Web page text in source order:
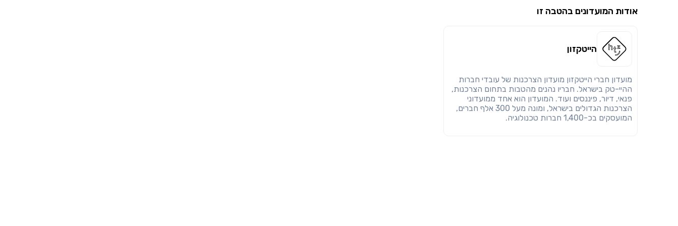
אודות המועדונים בהטבה זו
הייטקזון
מועדון חברי הייטקזון מועדון הצרכנות של עובדי חברות
ההיי-טק בישראל. חבריו נהנים מהטבות בתחום הצרכנות,
פנאי, דיור, פיננסים ועוד. המועדון הוא אחד ממועדוני
הצרכנות הגדולים בישראל, ומונה מעל 300 אלף חברים,
המועסקים בכ-1,400 חברות טכנולוגיה.